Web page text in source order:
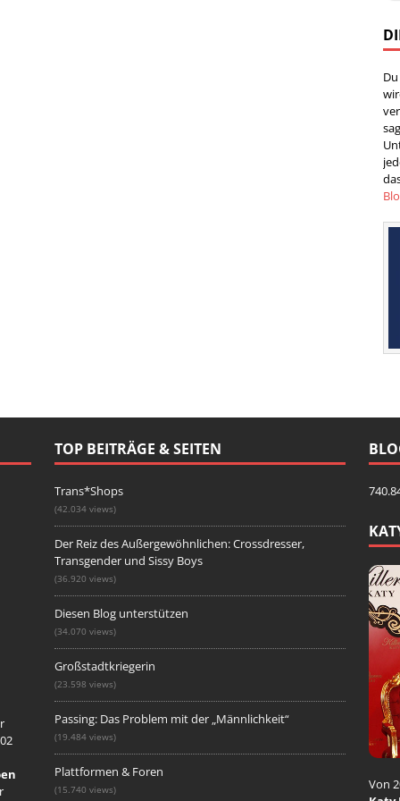
TOP BEITRÄGE & SEITEN
Trans*Shops
(42.034 views)
Der Reiz des Außergewöhnlichen: Crossdresser,
Transgender und Sissy Boys
(36.920 views)
Diesen Blog unterstützen
(34.070 views)
Großstadtkriegerin
(23.598 views)
Passing: Das Problem mit der „Männlichkeit“
(19.484 views)
Plattformen & Foren
(15.740 views)
Von